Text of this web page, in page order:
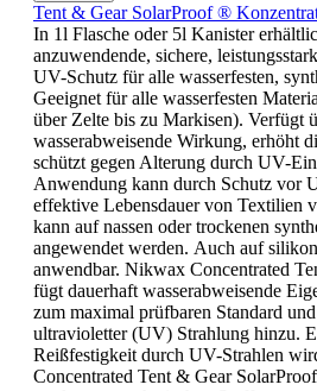
Tent & Gear SolarProof ®
In 1l Flasche oder 5l Kanister
anzuwendende, sichere,
UV-Schutz für alle wasserfesten,
Geeignet für alle wasserfesten
über Zelte bis zu Markisen). Verfügt
wasserabweisende Wirkung, erhöht
schützt gegen Alterung durch UV-
Anwendung kann durch Schutz vor
effektive Lebensdauer von Textilien
kann auf nassen oder trockenen
angewendet werden. Auch auf
anwendbar. Nikwax Concentrated
fügt dauerhaft wasserabweisende
zum maximal prüfbaren Standard
ultravioletter (UV) Strahlung hinzu.
Reißfestigkeit durch UV-Strahlen
Concentrated Tent & Gear